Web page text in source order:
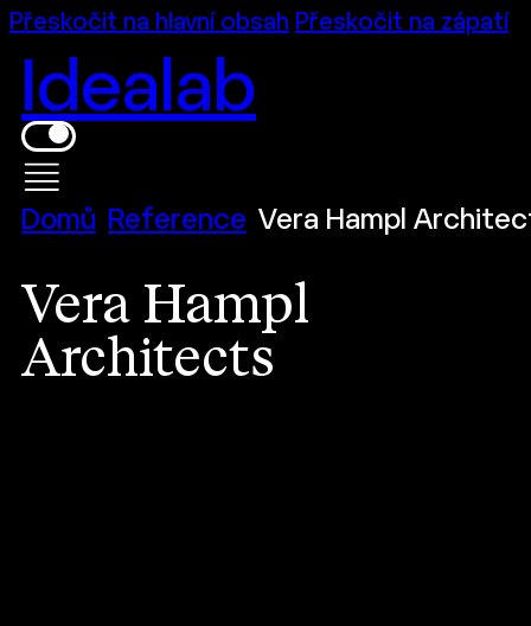
Přeskočit na hlavní obsah Přeskočit na zápatí
Idealab
Domů Reference Vera Hampl
Vera Hampl
Architects